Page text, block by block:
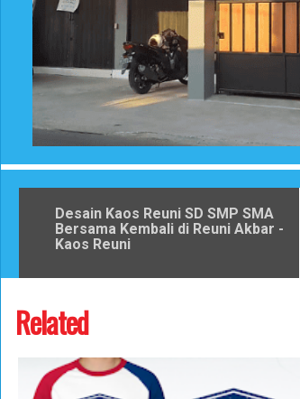
Desain Kaos Reuni SD SMP SMA
Bersama Kembali di Reuni Akbar -
Kaos Reuni
Related